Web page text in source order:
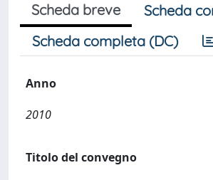
Scheda breve
Scheda
Scheda completa (DC)
Anno
2010
Titolo del convegno